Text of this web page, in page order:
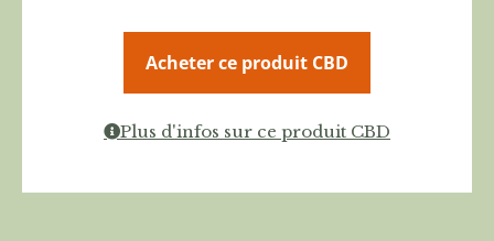
Acheter ce produit CBD
Plus d'infos sur ce produit CBD